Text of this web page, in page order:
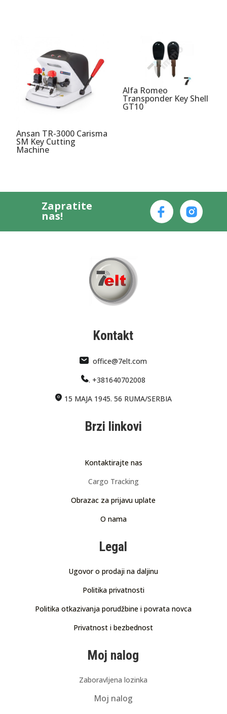
Ansan TR-3000 Carisma
SM Key Cutting
Machine
Alfa Romeo
Transponder Key Shell
GT10
Zapratite
nas!
Kontakt
office@7elt.com
. +381640702008
15 MAJA 1945. 56 RUMA/SERBIA
Brzi linkovi
Kontaktirajte nas
Cargo Tracking
Obrazac za prijavu uplate
O nama
Legal
Ugovor o prodaji na daljinu
Politika privatnosti
Politika otkazivanja porudžbine i povrata novca
Privatnost i bezbednost
Moj nalog
Zaboravljena lozinka
Moj nalog